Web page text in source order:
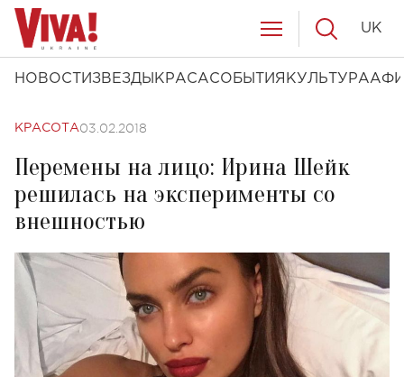
НОВОСТИ ЗВЕЗДЫ КРАСАСОБЫТИЯ КУЛЬТУРА
UK
КРАСОТА03.02.2018
Перемены на лицо: Ирина Шейк
решилась на эксперименты со
внешностью